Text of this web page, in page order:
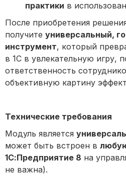
практики в
После приобретения
получите универсальный,
инструмент, который
в 1С в увлекательную игру,
ответственность
объективную картину
Технические требования
Модуль является
может быть встроен в
1С:Предприятие 8 на
не важна).